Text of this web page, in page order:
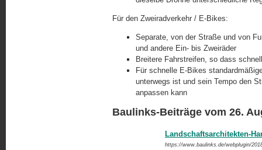
Für den Zweiradverkehr / E-Bikes:
Separate, von der Straße und von
und andere Ein- bis Zweiräder
Breitere Fahrstreifen, so dass
Für schnelle E-Bikes
unterwegs ist und sein Tempo den
anpassen kann
Baulinks-Beiträge vom 26.
Landschaftsarchitekten-
https://www.baulinks.de/webplugin/